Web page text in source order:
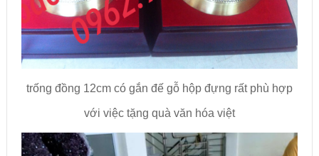
trống đồng 12cm có gắn đế gỗ hộp đựng rất phù hợp
với việc tặng quà văn hóa việt